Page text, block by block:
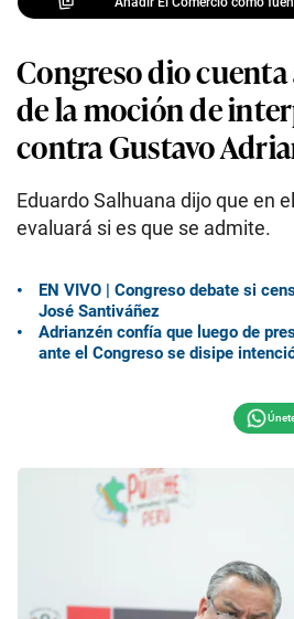
Congreso dio
de la moción de
contra Gustavo
Eduardo Salhuana dijo que en
evaluará si es que se admite.
EN VIVO | Congreso debate si
José Santiváñez
Adrianzén confía que luego de
ante el Congreso se disipe